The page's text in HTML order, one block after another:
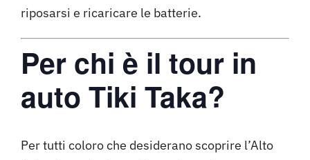
riposarsi e ricaricare le batterie.
Per chi è il tour in
auto Tiki Taka?
Per tutti coloro che desiderano scoprire l’Alto